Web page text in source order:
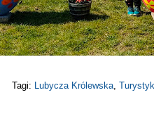
Tagi: Lubycza Królewska